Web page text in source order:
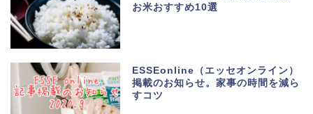
お米おすすめ10選
ESSEonline（エッセオンライン）
掲載のお知らせ。家事の時間を減ら
すコツ